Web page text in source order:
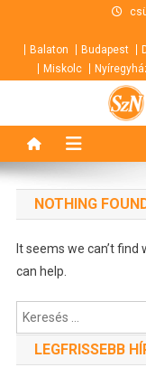
contentBalaton Budapest
Miskolc
NOTHING
It seems we can’t
can help.
Keresés:
LEGFRISSEBB